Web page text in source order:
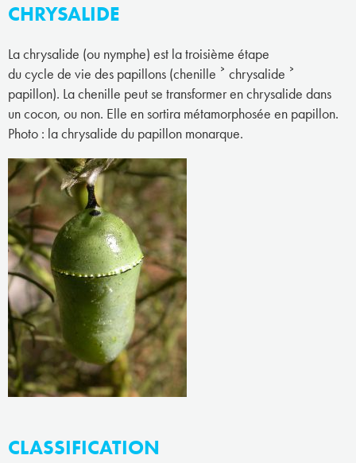
CHRYSALIDE
La chrysalide (ou nymphe) est la troisième étape
du cycle de vie des papillons (chenille ˃ chrysalide ˃
papillon). La chenille peut se transformer en chrysalide dans
un cocon, ou non. Elle en sortira métamorphosée en papillon.
Photo : la chrysalide du papillon monarque.
CLASSIFICATION